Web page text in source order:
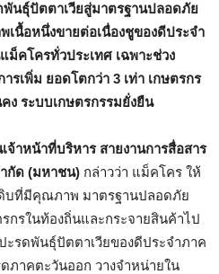
นธุ์ปัตตาเวียสู่มาตรฐานปลอดภัย
นื้อหนึ่งขายต่อเนื่องชูของดีประจำ
คโครทั่วประเทศ เฉพาะช่วง
รเพิ่ม ยอดโตกว่า 3 เท่า เกษตรกร
ระบบเกษตรกรรมยั่งยืน
จ้าหน้าที่บริหาร สายงานการสื่อสาร
กัด (มหาชน) กล่าวว่า แม็คโคร ให้
บที่มีคุณภาพ มาตรฐานปลอดภัย
กรในท้องถิ่นและกระจายสินค้าไป
ะรดพันธุ์ปัตตาเวียของดีประจำภาค
ภาคตะวันออก วางจำหน่ายใน